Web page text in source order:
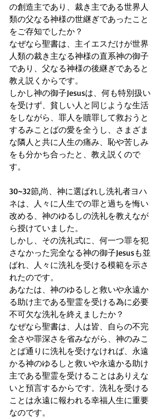
の創造主であり、裁き主である世界人
類の父なる神様の世継ぎであったこと
をご存知でしたか？
なぜなら聖書は、主イエスだけが世界
人類の裁き主なる神様の直系神の御子
であり、父なる神様の後継ぎであると
教え説くからです。
しかし神の御子Jesusは、何も特別扱い
を受けず、貧しい人と同じような生活
をしながら、罪人を贖罪して救おうと
するみことばの愛を全うし、さまざま
な隣人と共に人生の痛み、恥や苦しみ
をも分かち合ったと、教え説くので
す。
30~32節,尚、神に選ばれし洗礼者ヨハ
ネは、人々に人生での罪と過ちを悔い
改める、神のゆるしの洗礼を教えなが
ら授けていました。
しかし、その洗礼式に、何一つ罪を犯
さなかった完全なる神の御子Jesusも並
ばれ、人々に洗礼を受ける模範を示さ
れたのです。
あなたは、神のゆるしと救いや永遠か
る助け主である聖霊を受ける為に必要
不可欠な洗礼を終えましたか？
なぜなら聖書は、人は皆、自らの不完
全さや罪深さを省みながら、神のみこ
とば通りに洗礼を受けなければ、永遠
かる神のゆるしと救いや永遠かる助け
主である聖霊を受けることはありえな
いと預言するからです。洗礼を受ける
ことは永遠に報われる幸福人生に重要
なのです。